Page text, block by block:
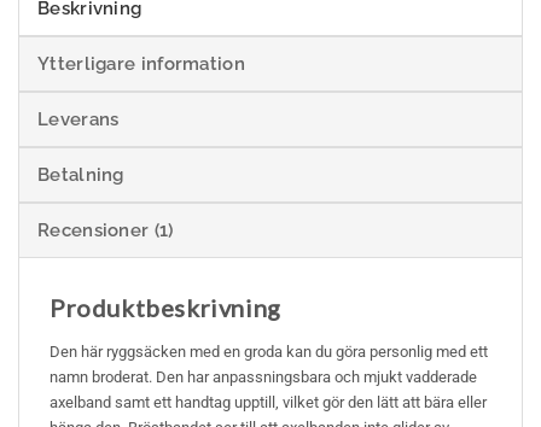
Beskrivning
Ytterligare information
Leverans
Betalning
Recensioner (1)
Produktbeskrivning
Den här ryggsäcken med en groda kan du göra personlig med ett
namn broderat. Den har anpassningsbara och mjukt vadderade
axelband samt ett handtag upptill, vilket gör den lätt att bära eller